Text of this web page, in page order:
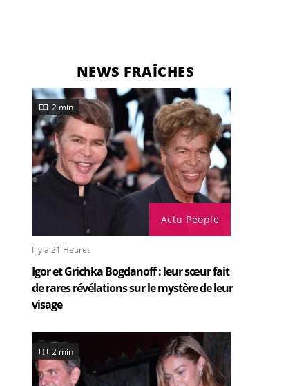
NEWS FRAÎCHES
Actu People
2 min
Il y a 21 Heures
Igor et Grichka Bogdanoff : leur sœur fait
de rares révélations sur le mystère de leur
visage
2 min